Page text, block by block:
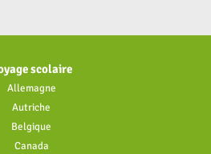
La Sicile constitue un
scolaire
Allemagne
Autriche
Belgique
Canada